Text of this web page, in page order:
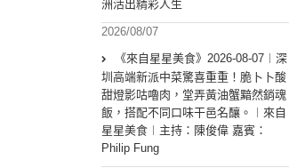
洲活出精彩人生
2026/08/07
《來自星星美食》2026-08-07︱深
圳高端新派中菜驚喜重重！脆卜卜酸
甜燈影咕嚕肉，堂弄黃油蟹黯然銷魂
飯，搭配不同口味干邑名釀。︱來自
星星美食︱主持：陳俊偉 嘉賓：
Philip Fung